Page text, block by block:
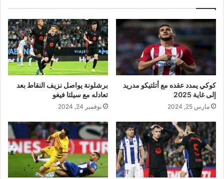
كوكي يمدد عقده مع أتلتيكو مدريد
إلى غاية 2025
مارس 25, 2024
برشلونة يواصل نزيف النقاط بعد
تعادله مع سيلتا فيغو
نوفمبر 24, 2024